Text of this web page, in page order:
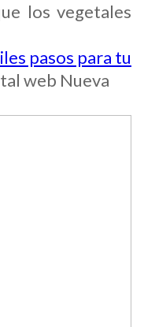
los vegetales
pasos para tu
web Nueva